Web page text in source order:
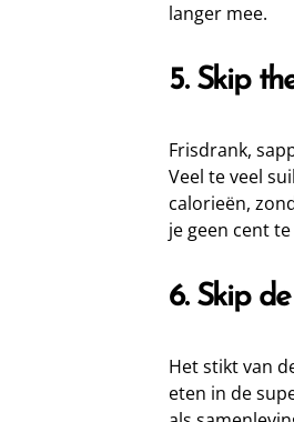
langer mee.
5. Skip
Frisdrank,
Veel te veel
calorieën,
je geen cent
6. Skip
Het stikt van
eten in de